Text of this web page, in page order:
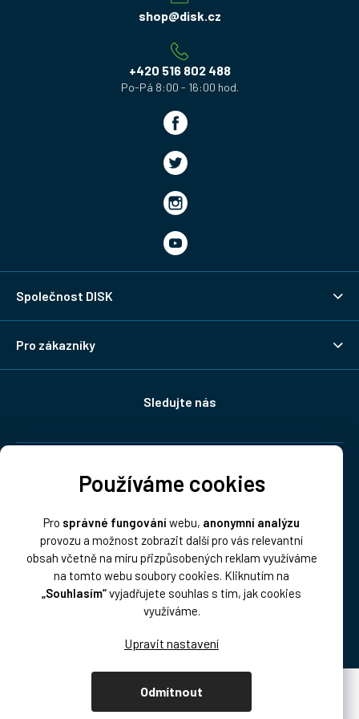
Používáme cookies
Pro správné fungováníwebu, anonymní analýzu
provozu a možnost zobrazit další pro vás relevantní
obsah včetně na míru přizpůsobených reklam využíváme
na tomto webu soubory cookies. Kliknutím na
„Souhlasím“vyjadřujete souhlas s tím, jak cookies
využíváme.
Odmítnout
shop@disk.cz
+420 516 802 488
Společnost DISK
Pro zákazníky
Sledujte nás
Platba: